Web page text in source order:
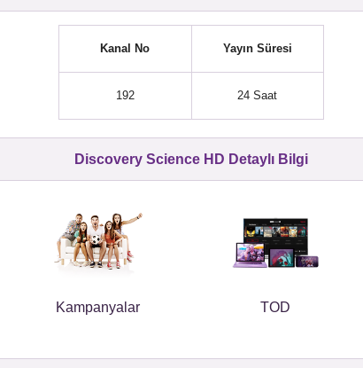
Kanal No Yayın Süresi
192 24 Saat
Discovery Science HD Detaylı Bilgi
Kampanyalar TOD